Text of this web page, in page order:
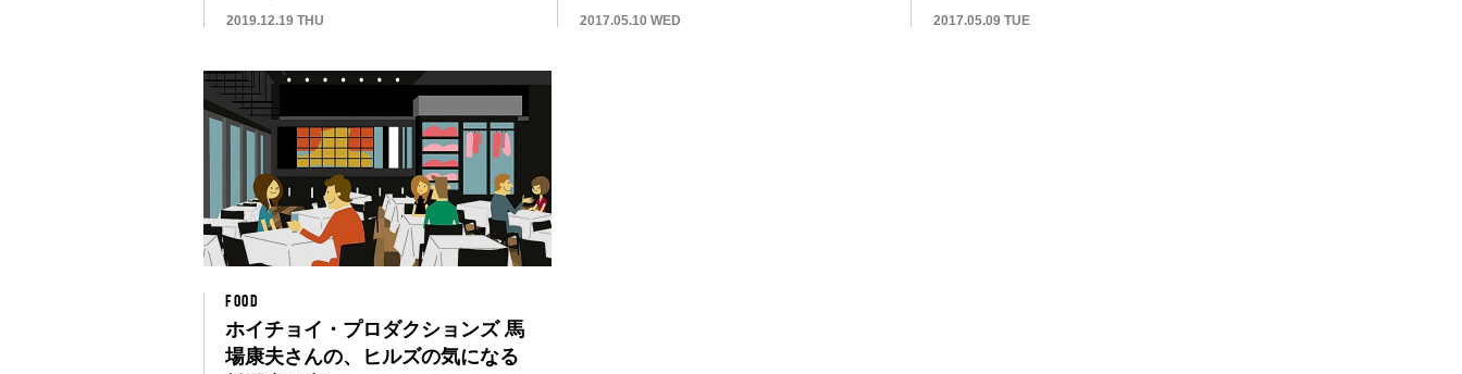
2019.12.19 THU
2017.05.10 WED
2017.05.09 TUE
FOOD
ホイチョイ・プロダクションズ 馬
場康夫さんの、ヒルズの気になる